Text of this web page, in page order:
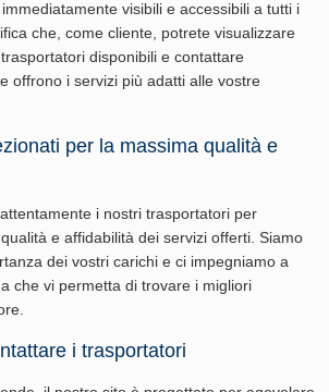
visibili e accessibili a tutti i
che, come cliente, potrete visualizzare
disponibili e contattare
offrono i servizi più adatti alle vostre
per la massima qualità e
i nostri trasportatori per
e affidabilità dei servizi offerti. Siamo
dei vostri carichi e ci impegniamo a
che vi permetta di trovare i migliori
i trasportatori